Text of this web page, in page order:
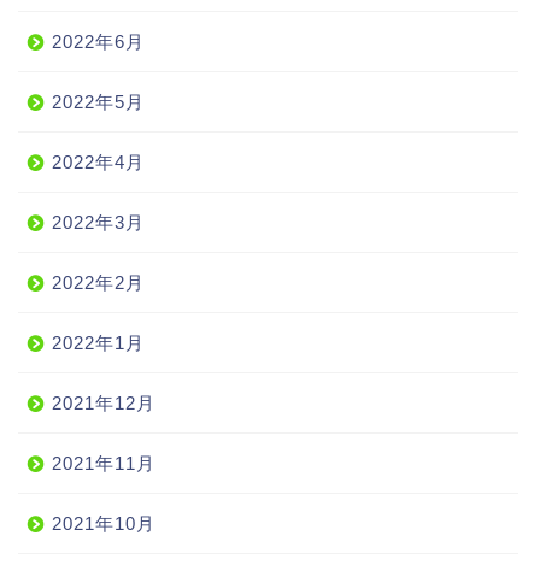
2022年6月
2022年5月
2022年4月
2022年3月
2022年2月
2022年1月
2021年12月
2021年11月
2021年10月